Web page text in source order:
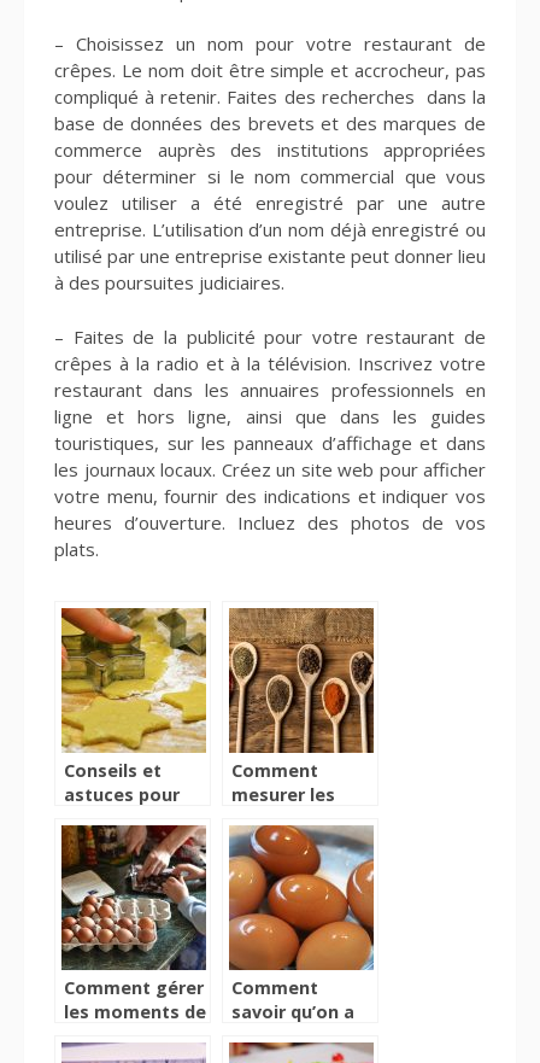
– Choisissez un nom pour votre restaurant de
crêpes. Le nom doit être simple et accrocheur, pas
compliqué à retenir. Faites des recherches dans la
base de données des brevets et des marques de
commerce auprès des institutions appropriées
pour déterminer si le nom commercial que vous
voulez utiliser a été enregistré par une autre
entreprise. L’utilisation d’un nom déjà enregistré ou
utilisé par une entreprise existante peut donner lieu
à des poursuites judiciaires.
– Faites de la publicité pour votre restaurant de
crêpes à la radio et à la télévision. Inscrivez votre
restaurant dans les annuaires professionnels en
ligne et hors ligne, ainsi que dans les guides
touristiques, sur les panneaux d’affichage et dans
les journaux locaux. Créez un site web pour afficher
votre menu, fournir des indications et indiquer vos
heures d’ouverture. Incluez des photos de vos
plats.
Conseils et
astuces pour
Comment
mesurer les
pâtisserie?
Comment gérer
les moments de
Comment
savoir qu’on a